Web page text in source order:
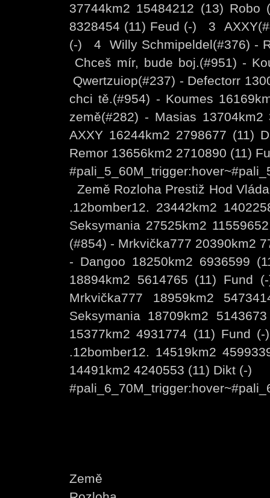
37744km2 15484212 (13)
8328454 (11) Feud (-) 3
(-) 4 Willy Schmipeldel(#376) -
Chceš mír, bude boj.(#951) -
Qwertzuiop(#237) - Defectorr
chci tě.(#954) - Koumes
země(#282) - Masias
AXXY 16244km2 2798677
Remor 13656km2 2710890 (11)
Země Rozloha Prestiž Hod
.12bomber12. 23442km2
Seksymania 27525km2
(#854) - Mrkvička777 20390km2
- Dangoo 18250km2 6936599
18894km2 5614765 (11)
Mrkvička777 18959km2
Seksymania 18709km2
15377km2 4931774 (11) Fund
.12bomber12. 14519km2
14491km2 4240553 (11) Dikt (-)
Země